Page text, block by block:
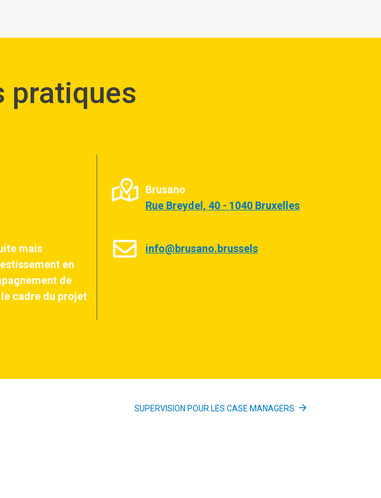
pratiques
Brusano
Rue Breydel, 40 - 1040 Bruxelles
mais
en
de
cadre du projet
info@brusano.brussels
SUPERVISION POUR LES CASE MANAGERS